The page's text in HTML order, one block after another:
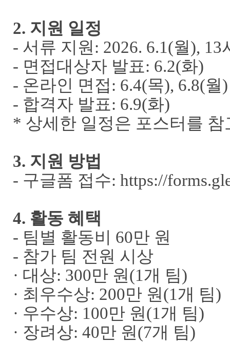
2. 지원 일정
- 서류 지원 : 2026. 6.1(월), 13
- 면접대상자 발표: 6.2(화)
- 온라인 면접: 6.4(목), 6.8(월)
- 합격자 발표: 6.9(화)
* 상세한 일정은 포스터를
3. 지원 방법
- 구글폼 접수: https://
4. 활동 혜택
- 팀별 활동비 60만 원
- 참가 팀 전원 시상
· 대상: 300만 원 (1개 팀)
· 최우수상: 200만 원 (1개 팀)
· 우수상: 100만 원 (1개 팀)
· 장려상: 40만 원 (7개 팀)